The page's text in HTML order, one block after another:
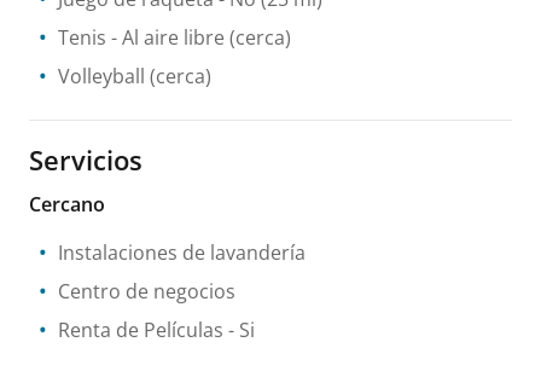
Tenis - Al aire libre (cerca)
Volleyball (cerca)
Servicios
Cercano
Instalaciones de lavandería
Centro de negocios
Renta de Películas - Si